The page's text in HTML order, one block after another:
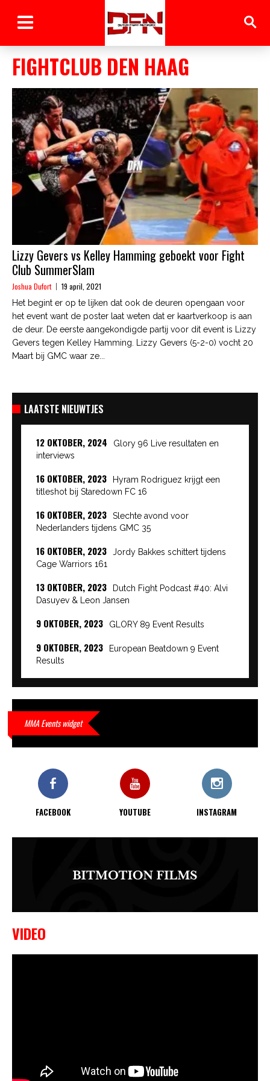
FIGHTCLUB DEN HAAG
Lizzy Gevers vs Kelley Hamming geboekt voor Fight
Club SummerSlam
Joshua Dufort 19 april, 2021
Het begint er op te lijken dat ook de deuren opengaan voor
het event want de poster laat weten dat er kaartverkoop is aan
de deur. De eerste aangekondigde partij voor dit event is Lizzy
Gevers tegen Kelley Hamming. Lizzy Gevers (5-2-0) vocht 20
Maart bij GMC waar ze...
LAATSTE NIEUWTJES
12 OKTOBER, 2024
Glory 96 Live resultaten en
interviews
16 OKTOBER, 2023
Hyram Rodriguez krijgt een
titleshot bij Staredown FC 16
16 OKTOBER, 2023
Slechte avond voor
Nederlanders tijdens GMC 35
16 OKTOBER, 2023
Jordy Bakkes schittert tijdens
Cage Warriors 161
13 OKTOBER, 2023
Dutch Fight Podcast #40: Alvi
Dasuyev & Leon Jansen
9 OKTOBER, 2023 GLORY 89 Event Results
9 OKTOBER, 2023
European Beatdown 9 Event
Results
9 OKTOBER, 2023
waar hij van gemaakt is…
KO bij CWA Lowlands 7
MMA Events widget
FACEBOOK YOUTUBE INSTAGRAM
VIDEO